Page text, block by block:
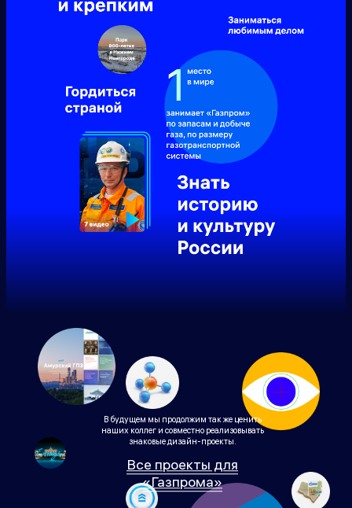
В будущем мы продолжим так же ценить
наших коллег и совместно реализовывать
знаковые дизайн-проекты.
Все проекты для
«Газпрома»